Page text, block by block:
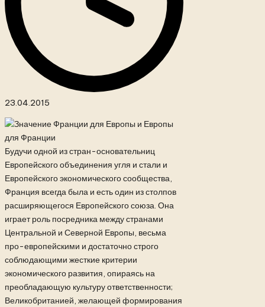
23.04.2015
Будучи одной из стран-основательниц
Европейского объединения угля и стали и
Европейского экономического сообщества,
Франция всегда была и есть один из столпов
расширяющегося Европейского союза. Она
играет роль посредника между странами
Центральной и Северной Европы, весьма
про-европейскими и достаточно строго
соблюдающими жесткие критерии
экономического развития, опираясь на
преобладающую культуру ответственности;
Великобританией, желающей формирования